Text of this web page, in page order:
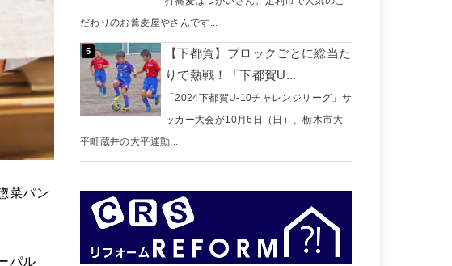
菜パン
パル
だわりのお蕎麦屋やさんです...
【下都賀】ブロックごとに総当た
りで熱戦！「下都賀U...
「2024下都賀U-10チャレンジリーグ」サ
ッカー大会が10月6日（日）、栃木市大
平町蔵井の大平運動...